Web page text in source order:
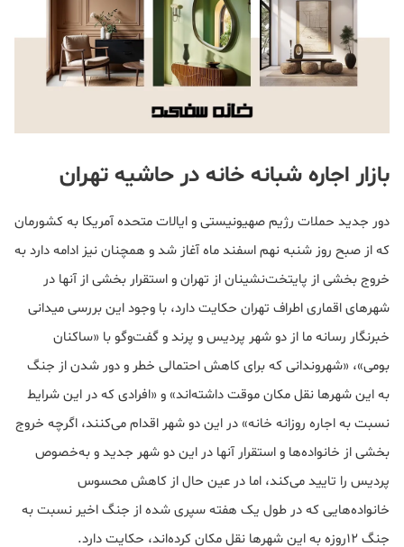
بازار اجاره شبانه خانه در حاشیه تهران
دور جدید حملات رژیم صهیونیستی و ایالات متحده آمریکا به کشورمان
که از صبح روز شنبه نهم اسفند ماه آغاز شد و همچنان نیز ادامه دارد به
خروج بخشی از پایتخت‌نشینان از تهران و استقرار بخشی از آنها در
شهرهای اقماری اطراف تهران حکایت دارد، با وجود این بررسی میدانی
خبرنگار رسانه ما از دو شهر پردیس و پرند و گفت‌وگو با «ساکنان
بومی»، «شهروندانی که برای کاهش احتمالی خطر و دور شدن از جنگ
به این شهرها نقل مکان موقت داشته‌اند» و «افرادی که در این شرایط
نسبت به اجاره روزانه خانه» در این دو شهر اقدام می‌کنند، اگرچه خروج
بخشی از خانواده‌ها و استقرار آنها در این دو شهر جدید و به‌خصوص
پردیس را تایید می‌کند، اما در عین حال از کاهش محسوس
خانواده‌هایی که در طول یک هفته سپری شده از جنگ اخیر نسبت به
جنگ ۱۲روزه به این شهرها نقل مکان کرده‌اند، حکایت دارد.